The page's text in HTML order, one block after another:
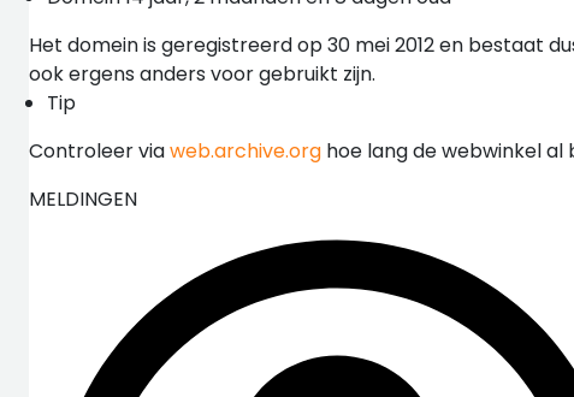
Het domein is geregistreerd op 30 mei 2012 en bestaat
ook ergens anders voor gebruikt zijn.
Tip
Controleer viaweb.archive.org hoe lang de webwinkel al
MELDINGEN